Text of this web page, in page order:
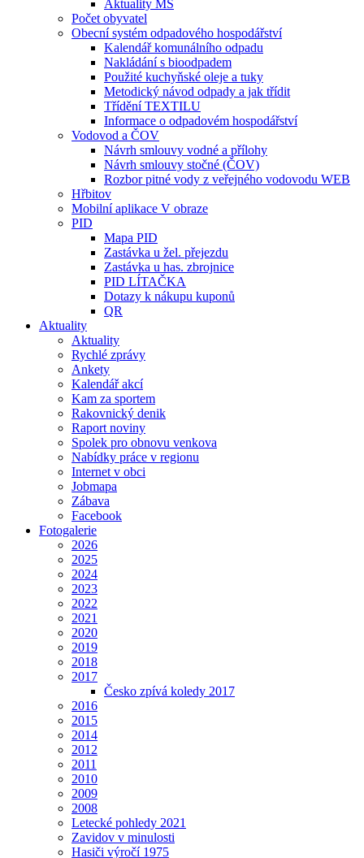
Aktuality MŠ
Počet obyvatel
Obecní systém odpadového hospodářství
Kalendář komunálního odpadu
Nakládání s bioodpadem
Použité kuchyňské oleje a tuky
Metodický návod odpady a jak třídit
Třídění TEXTILU
Informace o odpadovém hospodářství
Vodovod a ČOV
Návrh smlouvy vodné a přílohy
Návrh smlouvy stočné (ČOV)
Rozbor pitné vody z veřejného vodovodu WEB
Hřbitov
Mobilní aplikace V obraze
PID
Mapa PID
Zastávka u žel. přejezdu
Zastávka u has. zbrojnice
PID LÍTAČKA
Dotazy k nákupu kuponů
QR
Aktuality
Aktuality
Rychlé zprávy
Ankety
Kalendář akcí
Kam za sportem
Rakovnický denik
Raport noviny
Spolek pro obnovu venkova
Nabídky práce v regionu
Internet v obci
Jobmapa
Zábava
Facebook
Fotogalerie
2026
2025
2024
2023
2022
2021
2020
2019
2018
2017
Česko zpívá koledy 2017
2016
2015
2014
2012
2011
2010
2009
2008
Letecké pohledy 2021
Zavidov v minulosti
Hasiči výročí 1975